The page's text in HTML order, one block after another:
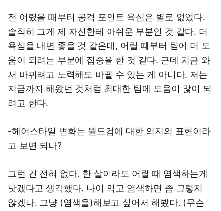
전 어렸을 때부터 공격 포인트 욕심은 별로 없었다.
솔직히 그게 제 자신한테 아쉬운 부분인 것 같다. 더
욕심을 내면 좋을 것 같은데, 어릴 때부터 팀에 더 도
움이 되려는 부분에 집중을 한 것 같다. 근데 지금 와
서 바뀌려고 노력해도 바뀔 수 있는 게 아니다. 저는
지금까지 해왔던 것처럼 최대한 팀에 도움이 많이 되
려고 한다.
-헤어스타일 변화는 월드컵에 대한 의지의 표현이라
고 보면 되나?
그런 건 전혀 없다. 한 살이라도 어릴 때 염색하는게
낫겠다고 생각했다. 나이 먹고 염색하면 좀 그렇지
않겠나. 그냥 (염색을)해보고 싶어서 해봤다. (무슨